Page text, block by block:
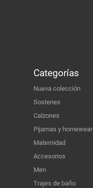
Categorías
Nueva colección
Sostenes
Calzones
Pijamas y homewear
Maternidad
Accesorios
Men
Trajes de baño